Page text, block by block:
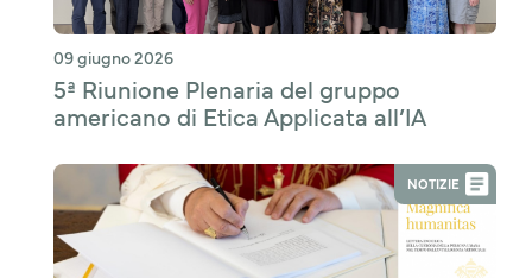
09 giugno 2026
5ª Riunione Plenaria del gruppo
americano di Etica Applicata all’IA
NOTIZIE